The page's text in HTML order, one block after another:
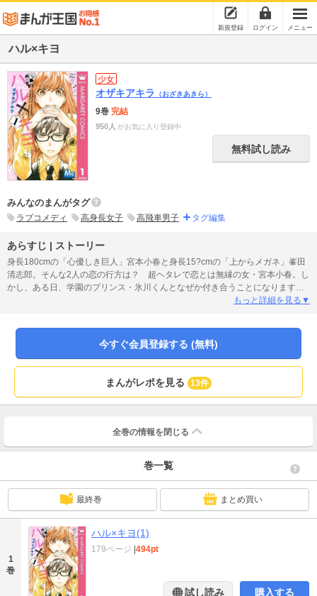
新規登録 ログイン メニュー
ハル×キヨ
少女
オザキアキラ （おざきあきら）
9巻 完結
950人 がお気に入り登録中
無料試し読み
みんなのまんがタグ
ラブコメディ 高身長女子 高飛車男子 タグ編集
あらすじ | ストーリー
身長180cmの「心優しき巨人」宮本小春と身長15?cmの「上からメガネ」峯田
清志郎。そんな2人の恋の行方は？ 超ヘタレで恋とは無縁の女・宮本小春。し
かし、ある日、学園のプリンス・氷川くんとなぜか付き合うことになります。
それを知った高飛車メガネの峯田くんに、小春はある忠告を受けるのです
もっと詳細を見る▼
今すぐ会員登録する (無料)
まんがレポを見る 13件
全巻の情報を 閉じる
巻一覧
最終巻 まとめ買い
1
巻
ハル×キヨ(1)
179ページ 494pt
試し読み 購入する